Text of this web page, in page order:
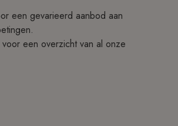
een gevarieerd aanbod aan
een overzicht van al onze